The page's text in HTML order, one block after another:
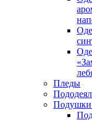
Пледы
Подушки